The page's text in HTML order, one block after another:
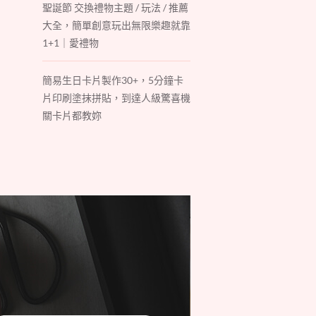
聖誕節 交換禮物主題 / 玩法 / 推薦
大全，簡單創意玩出無限樂趣就靠
1+1｜愛禮物
簡易生日卡片製作30+，5分鐘卡
片印刷塗抹拼貼，到達人級驚喜機
關卡片都教妳